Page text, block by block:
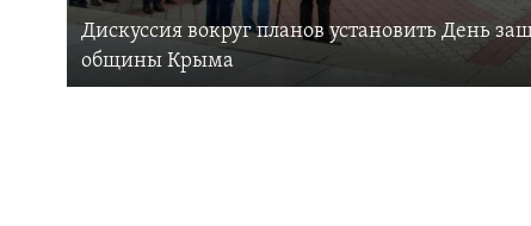
Дискуссия вокруг планов установить День
общины Крыма